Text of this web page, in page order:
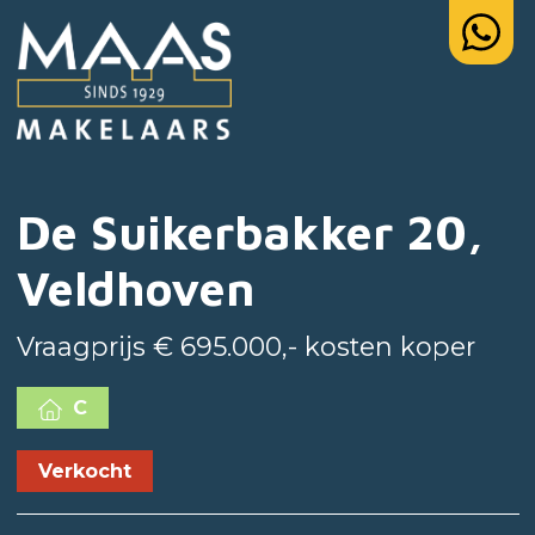
De Suikerbakker 20,
Veldhoven
Vraagprijs € 695.000,- kosten koper
C
Verkocht